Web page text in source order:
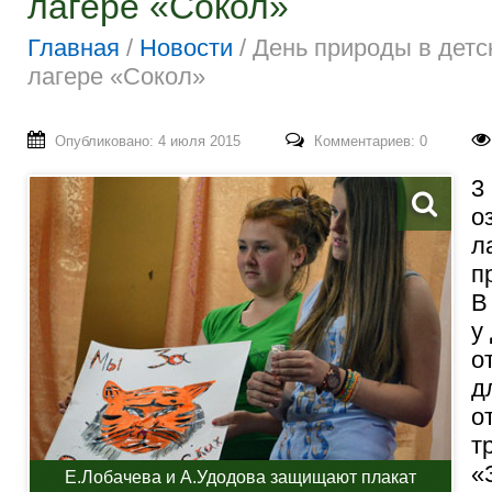
Главная / Новости / День природы в
лагере «Сокол»
Опубликовано: 4 июля 2015 Комментариев: 0
Е.Лобачева и А.Удодова защищают плакат
3
В
у